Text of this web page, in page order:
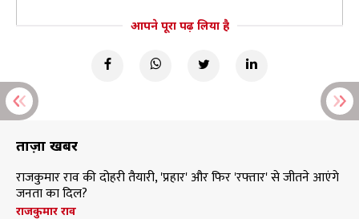
आपने पूरा पढ़ लिया है
ताज़ा खबरें
राजकुमार राव की दोहरी तैयारी, 'प्रहार' और फिर 'रफ्तार' से जीतने आएंगे
जनता का दिल?
राजकुमार राव